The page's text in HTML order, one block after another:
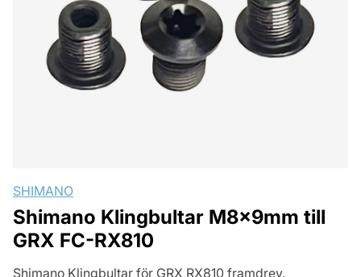
SHIMANO
Shimano Klingbultar M8x9mm till
GRX FC-RX810
Shimano Klingbultar för GRX RX810 framdrev.